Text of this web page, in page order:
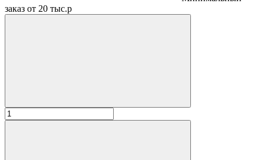
заказ от 20 тыс.р